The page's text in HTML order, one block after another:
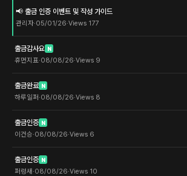
📢 출금 인증 이벤트 및 작성 가이드
관리자·05/01/26·Views 177
출금감사요 N
휴먼지표·08/08/26·Views 9
출금완료 N
하루일퍼·08/08/26·Views 8
출금인증 N
이건승·08/08/26·Views 6
출금인증 N
퍼렁새 ·08/08/26·Views 10